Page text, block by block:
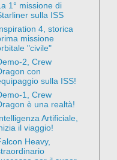
1° missione di
sulla ISS
4, storica
missione
"civile"
2, Crew
con
sulla ISS!
1, Crew
è una realtà!
Artificiale,
il viaggio!
Heavy,